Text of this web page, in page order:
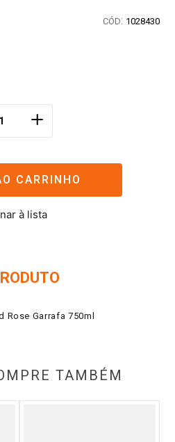
: 1028430
＋
CARRINHO
Rose Garrafa 750ml
TAMBÉM